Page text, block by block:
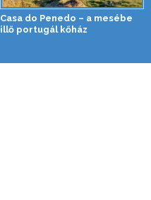
Casa do Penedo – a mesébe
illő portugál kőház